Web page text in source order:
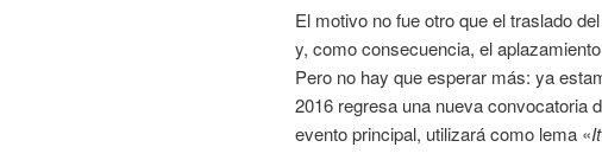
El motivo no fue otro que el traslado
y, como consecuencia, el
Pero no hay que esperar más: ya
2016 regresa una nueva convocatoria
evento principal, utilizará como lema «